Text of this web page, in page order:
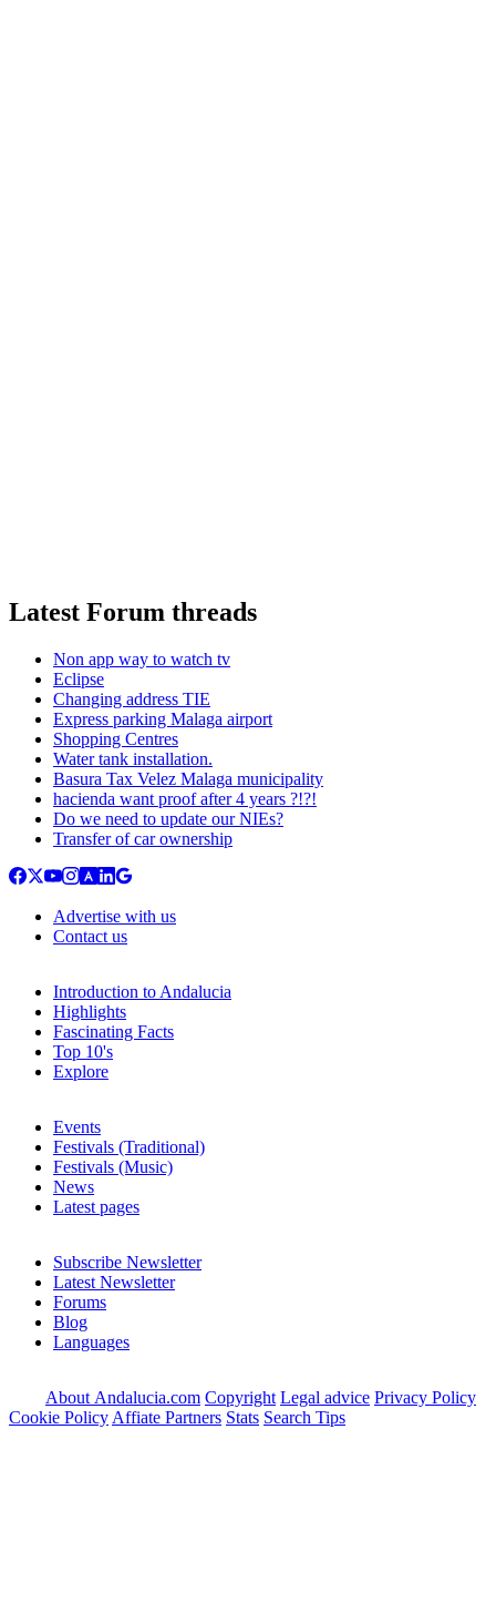
Latest Forum threads
Non app way to watch tv
Eclipse
Changing address TIE
Express parking Malaga airport
Shopping Centres
Water tank installation.
Basura Tax Velez Malaga municipality
hacienda want proof after 4 years ?!?!
Do we need to update our NIEs?
Transfer of car ownership
Advertise with us
Contact us
Introduction to Andalucia
Highlights
Fascinating Facts
Top 10's
Explore
Events
Festivals (Traditional)
Festivals (Music)
News
Latest pages
Subscribe Newsletter
Latest Newsletter
Forums
Blog
Languages
About Andalucia.com Copyright Legal advice Privacy Policy
Cookie Policy Affiate Partners Stats Search Tips